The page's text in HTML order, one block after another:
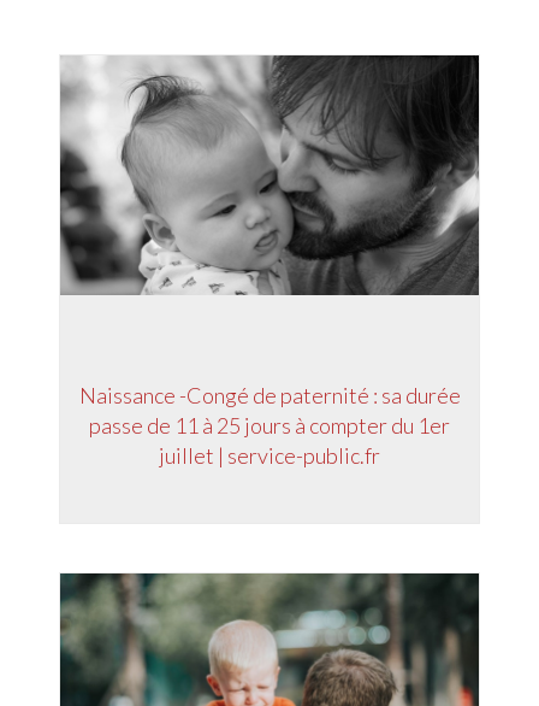
Naissance -Congé de paternité : sa durée
passe de 11 à 25 jours à compter du 1er
juillet | service-public.fr